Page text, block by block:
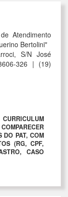
Atendimento
Bertolini"
S/N José
326 | (19)
DO PAT, COM
(RG, CPF,
CASO